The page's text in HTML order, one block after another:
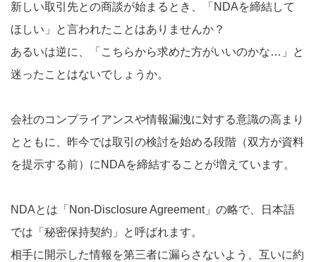
新しい取引先との商談が始まるとき、「NDAを締結して
ほしい」と言われたことはありませんか？
あるいは逆に、「こちらから求めた方がいいのかな…」と
迷ったことはないでしょうか。
会社のコンプライアンスや情報漏洩に対する意識の高まり
とともに、昨今では取引の検討を始める段階（双方が資料
を提示する前）にNDAを締結することが増えています。
NDAとは「Non-Disclosure Agreement」の略で、日本語
では「秘密保持契約」と呼ばれます。
相手に開示した情報を第三者に漏らさないよう、互いに約